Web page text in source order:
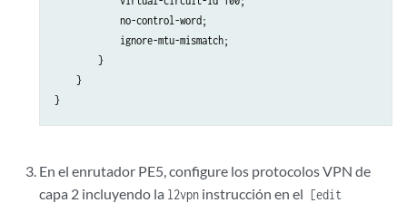
            no-control-word;
            ignore-mtu-mismatch;
        }
    }
En el enrutador PE5, configure los protocolos VPN de
capa 2 incluyendo la l2vpn instrucción en el [edit